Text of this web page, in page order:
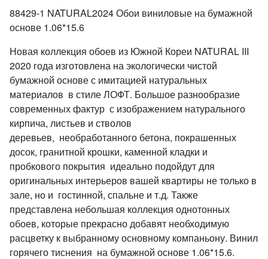
88429-1 NATURAL2024 Обои виниловые на бумажной
основе 1.06*15.6
Новая коллекция обоев из Южной Кореи NATURAL III
2020 года изготовлена на экологически чистой
бумажной основе с имитацией натуральных
материалов в стиле ЛОФТ. Большое разнообразие
современных фактур с изображением натурального
кирпича, листьев и стволов
деревьев, необработанного бетона, покрашенных
досок, гранитной крошки, каменной кладки и
пробкового покрытия идеально подойдут для
оригинальных интерьеров вашей квартиры не только в
зале, но и гостинной, спальне и т.д. Также
представлена небольшая коллекция однотонных
обоев, которые прекрасно добавят необходимую
расцветку к выбранному основному компаньону. Винил
горячего тиснения на бумажной основе 1.06*15.6.